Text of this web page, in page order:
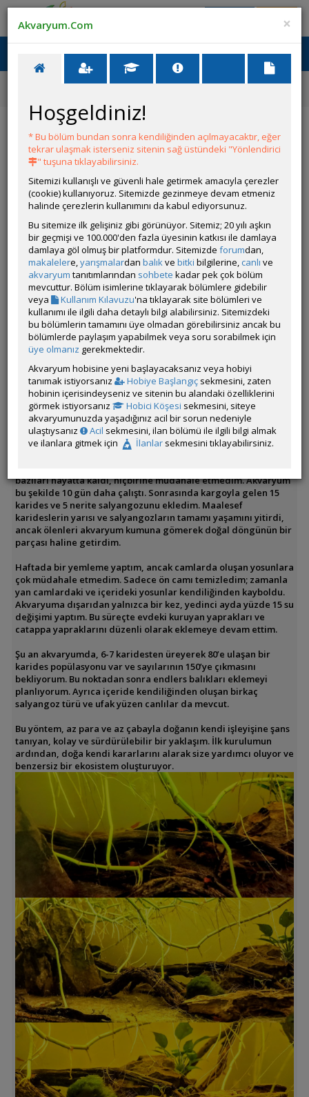
Ana Menü
Akvaryum Tanıtımı
Father Fish Yöntemiyle 50x30x30
YANIT YAZ Git
hounddog
Çevrim Dışı
Gönderim Zamanı:20 Kasım 2024 15:10
Ölçüler: 50x30x30
Canlı Türleri: Karides, salyangoz
Bitki Türleri: Çeşitli
Tankın Yaşı: 10 ay
Filtrasyon ve Işıklandırma: Pipo, led
Doğanın Dengesine Güvenin: Az Çaba, Büyük Keyif
Bu akvaryum, doğal dengeyi temel alan bir sistemle kuruldu ve
zamanla kendi kendine bir ekosistem oluşturdu. Başlangıçta
tabana 2,5 cm kalınlığında bahçe toprağı ve torf karışımı
serdim, az miktarda sıvı gübre ekledim. Üzerine 3,5 cm kum
katmanı koyarak alt yapıyı tamamladım. Kaya, ağaç dalları ve
catappa yaprağı ekledikten sonra pipo filtreyi kurup sistemi
27,5 derece sıcaklıkta bir hafta boş çalıştırdım.
bazıları hayatta kaldı, hiçbirine müdahale etmedim. Akvaryum
bu şekilde 10 gün daha çalıştı. Sonrasında kargoyla gelen 15
karides ve 5 nerite salyangozunu ekledim. Maalesef
karideslerin yarısı ve salyangozların tamamı yaşamını yitirdi,
ancak ölenleri akvaryum kumuna gömerek doğal döngünün bir
parçası haline getirdim.
Haftada bir yemleme yaptım, ancak camlarda oluşan yosunlara
çok müdahale etmedim. Sadece ön camı temizledim; zamanla
yan camlardaki ve içerideki yosunlar kendiliğinden kayboldu.
Akvaryuma dışarıdan yalnızca bir kez, yedinci ayda yüzde 15 su
değişimi yaptım. Bu süreçte evdeki kuruyan yaprakları ve
catappa yapraklarını düzenli olarak eklemeye devam ettim.
Şu an akvaryumda, 6-7 karidesten üreyerek 80’e ulaşan bir
karides popülasyonu var ve sayılarının 150’ye çıkmasını
bekliyorum. Bu noktadan sonra endlers balıkları eklemeyi
planlıyorum. Ayrıca içeride kendiliğinden oluşan birkaç
salyangoz türü ve ufak yüzen canlılar da mevcut.
Bu yöntem, az para ve az çabayla doğanın kendi işleyişine şans
tanıyan, kolay ve sürdürülebilir bir yaklaşım. İlk kurulumun
ardından, doğa kendi kararlarını alarak size yardımcı oluyor ve
benzersiz bir ekosistem oluşturuyor.
×
Akvaryum.Com
Hoşgeldiniz!
* Bu bölüm bundan sonra kendiliğinden açılmayacaktır, eğer
tekrar ulaşmak isterseniz sitenin sağ üstündeki "Yönlendirici
" tuşuna tıklayabilirsiniz.
Sitemizi kullanışlı ve güvenli hale getirmek amacıyla çerezler
(cookie) kullanıyoruz. Sitemizde gezinmeye devam etmeniz
halinde çerezlerin kullanımını da kabul ediyorsunuz.
Bu sitemize ilk gelişiniz gibi görünüyor. Sitemiz; 20 yılı aşkın
bir geçmişi ve 100.000'den fazla üyesinin katkısı ile damlaya
damlaya göl olmuş bir platformdur. Sitemizde forumdan,
makalelere,yarışmalardan balıkve bitki bilgilerine, canlı ve
akvaryum tanıtımlarından sohbete kadar pek çok bölüm
mevcuttur. Bölüm isimlerine tıklayarak bölümlere gidebilir
veya
Kullanım Kılavuzu'na tıklayarak site bölümleri ve
kullanımı ile ilgili daha detaylı bilgi alabilirsiniz. Sitemizdeki
bu bölümlerin tamamını üye olmadan görebilirsiniz ancak bu
bölümlerde paylaşım yapabilmek veya soru sorabilmek için
üye olmanız gerekmektedir.
Akvaryum hobisine yeni başlayacaksanız veya hobiyi
tanımak istiyorsanız
Hobiye Başlangıç sekmesini, zaten
hobinin içerisindeyseniz ve sitenin bu alandaki özelliklerini
görmek istiyorsanız
Hobici Köşesi sekmesini, siteye
akvaryumunuzda yaşadığınız acil bir sorun nedeniyle
ulaştıysanız
Acil sekmesini, ilan bölümü ile ilgili bilgi almak
ve ilanlara gitmek için
İlanlar sekmesini tıklayabilirsiniz.